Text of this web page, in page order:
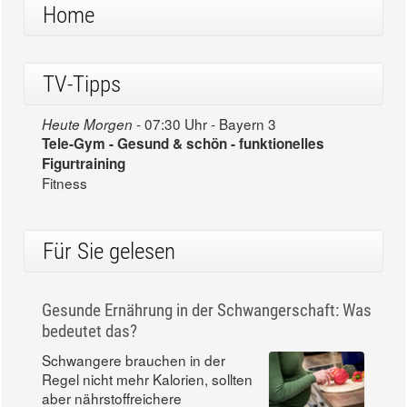
Home
TV-Tipps
Heute Morgen -07:30 Uhr - Bayern 3
Tele-Gym - Gesund & schön - funktionelles
Figurtraining
Fitness
Für Sie gelesen
Gesunde Ernährung in der Schwangerschaft: Was
bedeutet das?
Schwangere brauchen in der
Regel nicht mehr Kalorien, sollten
aber nährstoffreichere